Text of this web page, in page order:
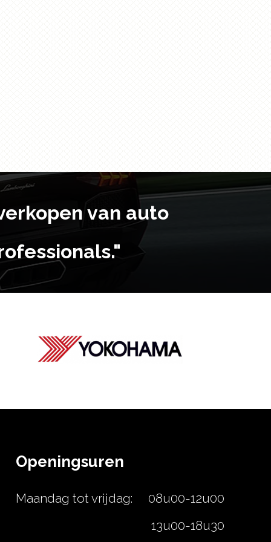
DEH-4900DAB
Auto-stereo met
DAB/DAB+/RDS-tuner,
Verlichting in meer...
DEH-X5900BT
De volgende generatie Car
van auto
Openingsuren
Maandag tot vrijdag:
08u00-12u00
13u00-18u30